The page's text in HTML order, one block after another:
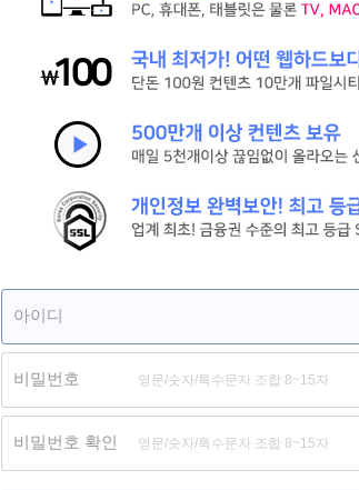
제휴 제휴
아이디
비밀번호
비밀번호 확인